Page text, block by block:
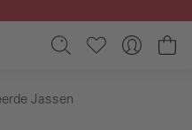
Jassen